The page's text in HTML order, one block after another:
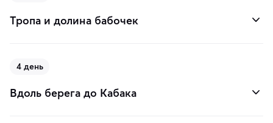
Тропа и долина бабочек
4 день
Вдоль берега до Кабака